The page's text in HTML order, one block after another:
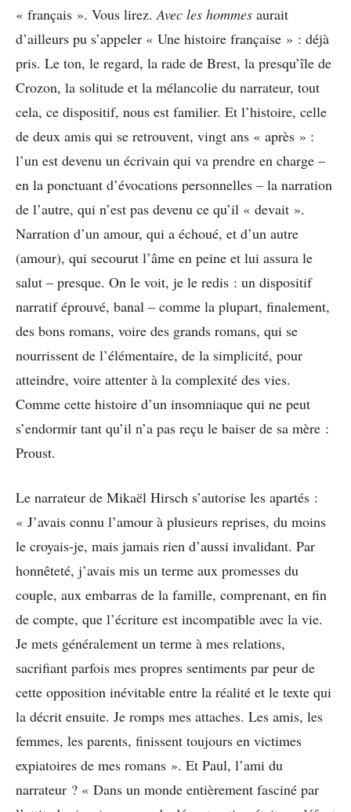
« français ». Vous lirez. Avec les hommes aurait
d’ailleurs pu s’appeler « Une histoire française » : déjà
pris. Le ton, le regard, la rade de Brest, la presqu’île de
Crozon, la solitude et la mélancolie du narrateur, tout
cela, ce dispositif, nous est familier. Et l’histoire, celle
de deux amis qui se retrouvent, vingt ans « après » :
l’un est devenu un écrivain qui va prendre en charge –
en la ponctuant d’évocations personnelles – la narration
de l’autre, qui n’est pas devenu ce qu’il « devait ».
Narration d’un amour, qui a échoué, et d’un autre
(amour), qui secourut l’âme en peine et lui assura le
salut – presque. On le voit, je le redis : un dispositif
narratif éprouvé, banal – comme la plupart, finalement,
des bons romans, voire des grands romans, qui se
nourrissent de l’élémentaire, de la simplicité, pour
atteindre, voire attenter à la complexité des vies.
Comme cette histoire d’un insomniaque qui ne peut
s’endormir tant qu’il n’a pas reçu le baiser de sa mère :
Proust.
Le narrateur de Mikaël Hirsch s’autorise les apartés :
« J’avais connu l’amour à plusieurs reprises, du moins
le croyais-je, mais jamais rien d’aussi invalidant. Par
honnêteté, j’avais mis un terme aux promesses du
couple, aux embarras de la famille, comprenant, en fin
de compte, que l’écriture est incompatible avec la vie.
Je mets généralement un terme à mes relations,
sacrifiant parfois mes propres sentiments par peur de
cette opposition inévitable entre la réalité et le texte qui
la décrit ensuite. Je romps mes attaches. Les amis, les
femmes, les parents, finissent toujours en victimes
expiatoires de mes romans ». Et Paul, l’ami du
narrateur ? « Dans un monde entièrement fasciné par